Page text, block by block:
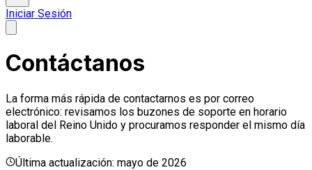
Iniciar Sesión
Contáctanos
La forma más rápida de contactarnos es por correo
electrónico: revisamos los buzones de soporte en horario
laboral del Reino Unido y procuramos responder el mismo día
laborable.
Última actualización: mayo de 2026